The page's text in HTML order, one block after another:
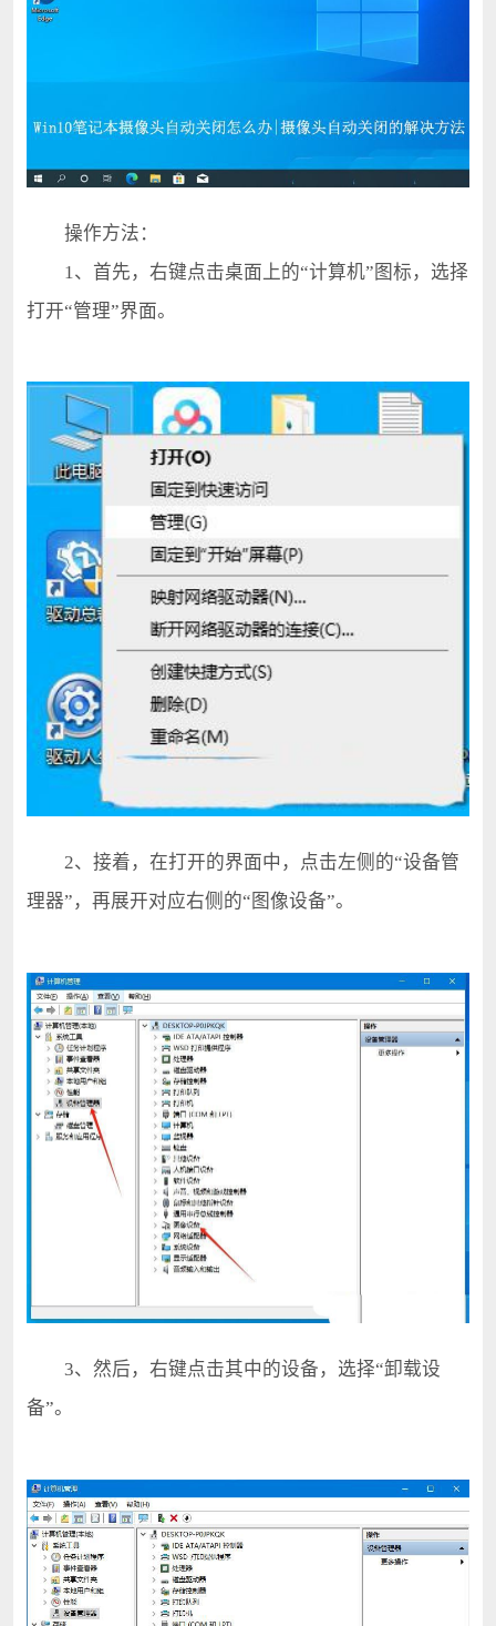
操作方法：
1、首先，右键点击桌面上的“计算机”图标，选择
打开“管理”界面。
2、接着，在打开的界面中，点击左侧的“设备管
理器”，再展开对应右侧的“图像设备”。
3、然后，右键点击其中的设备，选择“卸载设
备”。